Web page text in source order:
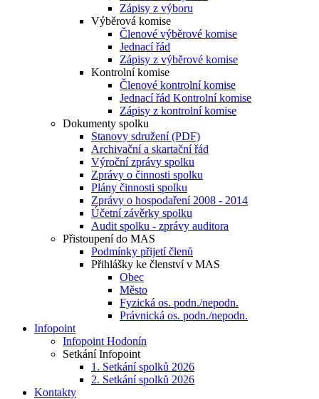
Zápisy z výboru
Výběrová komise
Členové výběrové komise
Jednací řád
Zápisy z výběrové komise
Kontrolní komise
Členové kontrolní komise
Jednací řád Kontrolní komise
Zápisy z kontrolní komise
Dokumenty spolku
Stanovy sdružení (PDF)
Archivační a skartační řád
Výroční zprávy spolku
Zprávy o činnosti spolku
Plány činnosti spolku
Zprávy o hospodaření 2008 - 2014
Účetní závěrky spolku
Audit spolku - zprávy auditora
Přistoupení do MAS
Podmínky přijetí členů
Přihlášky ke členství v MAS
Obec
Město
Fyzická os. podn./nepodn.
Právnická os. podn./nepodn.
Infopoint
Infopoint Hodonín
Setkání Infopoint
1. Setkání spolků 2026
2. Setkání spolků 2026
Kontakty